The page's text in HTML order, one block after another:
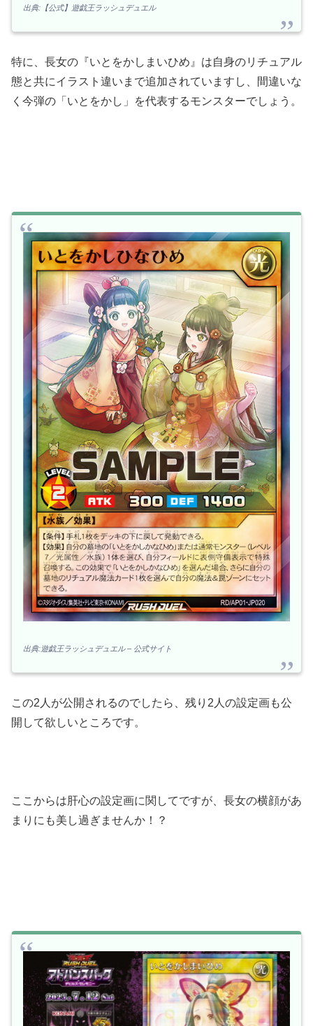
出典:【公式】遊戯王ラッシュデュエル
特に、長女の『いとをかしまいひめ』は自身のリチュアル
態と共にイラスト違いまで追加されていますし、間違いな
く今弾の「いとをかし」を代表するモンスターでしょう。
出典:遊戯王ラッシュデュエル – 公式サイト
この2人が公開されるのでしたら、残り2人の設定画も公
開して欲しいところです。
ここからは肝心の設定画に関してですが、長女の横顔があ
まりにも美し過ぎませんか！？